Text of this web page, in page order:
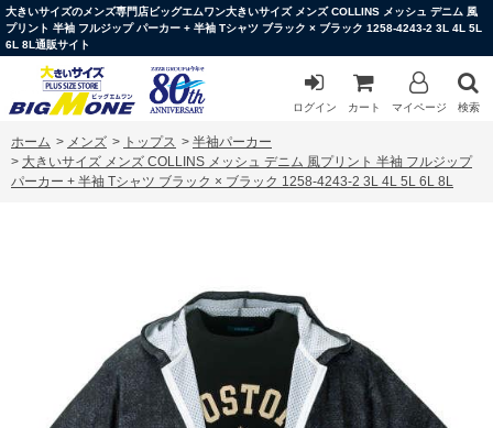
大きいサイズのメンズ専門店ビッグエムワン大きいサイズ メンズ COLLINS メッシュ デニム 風
プリント 半袖 フルジップ パーカー + 半袖 Tシャツ ブラック × ブラック 1258-4243-2 3L 4L 5L
6L 8L通販サイト
ログイン カート マイページ 検索
ホーム > メンズ > トップス > 半袖パーカー
> 大きいサイズ メンズ COLLINS メッシュ デニム 風プリント 半袖 フルジップ
パーカー + 半袖 Tシャツ ブラック × ブラック 1258-4243-2 3L 4L 5L 6L 8L